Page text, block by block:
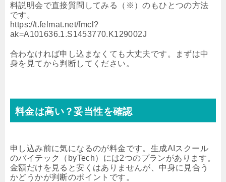
料説明会で直接質問してみる（※）のもひとつの方法
です。
https://t.felmat.net/fmcl?
ak=A101636.1.S1453770.K129002J
合わなければ申し込まなくても大丈夫です。まずは中
身を見てから判断してください。
料金は高い？妥当性を確認
申し込み前に気になるのが料金です。生成AIスクール
のバイテック（byTech）には2つのプランがあります。
金額だけを見ると安くはありませんが、中身に見合う
かどうかが判断のポイントです。